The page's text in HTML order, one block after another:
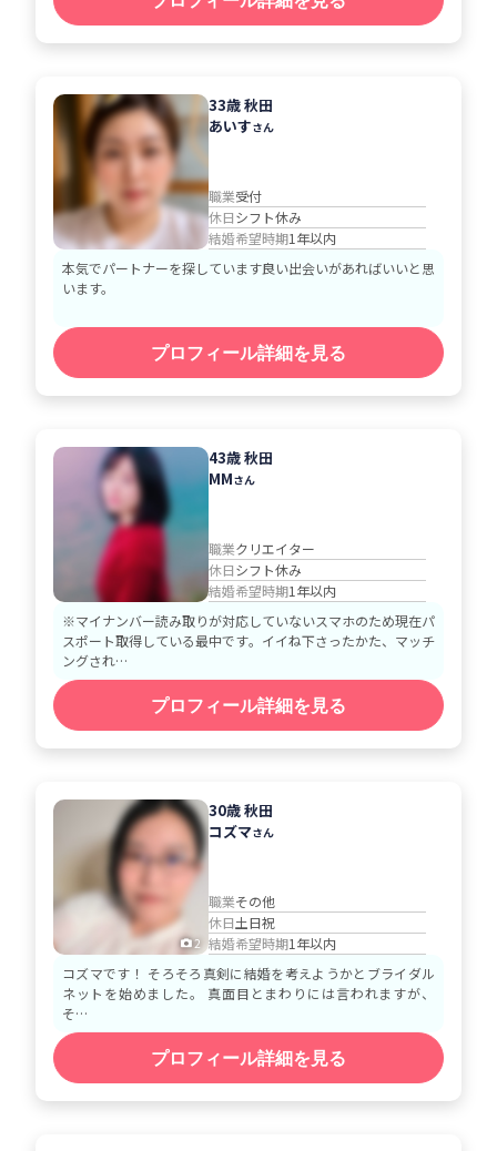
33歳 秋田
あいすさん
職業受付
休日シフト休み
結婚希望時期1年以内
本気でパートナーを探しています良い出会いがあればいいと思
います。
プロフィール詳細を見る
43歳 秋田
MMさん
職業クリエイター
休日シフト休み
結婚希望時期1年以内
※マイナンバー読み取りが対応していないスマホのため現在パ
スポート取得している最中です。イイね下さったかた、マッチ
ングされ…
プロフィール詳細を見る
2
30歳 秋田
コズマさん
職業その他
休日土日祝
結婚希望時期1年以内
コズマです！ そろそろ真剣に結婚を考えようかとブライダル
ネットを始めました。 真面目とまわりには言われますが、
そ…
プロフィール詳細を見る